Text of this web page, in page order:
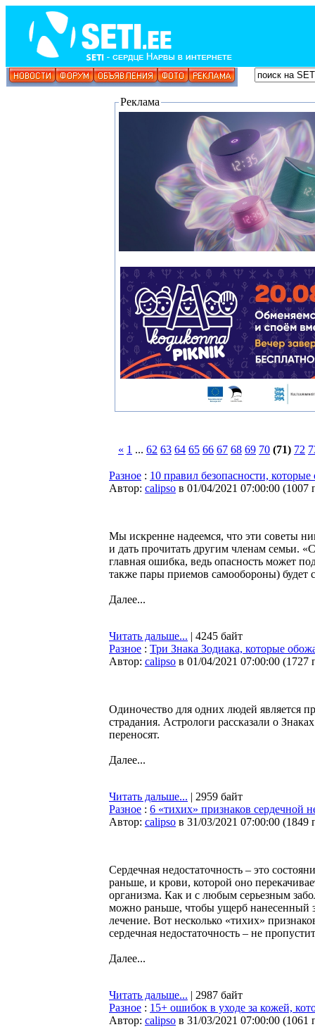
Реклама
« 1 ... 62 63 64 65 66 67 68 69 70 (71) 72
Разное : 10 правил безопасности,
Автор: calipso в 01/04/2021 07:00:00 (1007
Мы искренне надеемся, что эти советы
и дать прочитать другим членам семьи.
главная ошибка, ведь опасность может
также пары приемов самообороны) будет
Далее...
Читать дальше... | 4245 байт
Разное : Три Знака Зодиака, которые
Автор: calipso в 01/04/2021 07:00:00 (1727
Одиночество для одних людей является
страдания. Астрологи рассказали о
переносят.
Далее...
Читать дальше... | 2959 байт
Разное : 6 «тихих» признаков сердечной
Автор: calipso в 31/03/2021 07:00:00 (1849
Сердечная недостаточность – это
раньше, и крови, которой оно
организма. Как и с любым серьезным
можно раньше, чтобы ущерб нанесенный
лечение. Вот несколько «тихих»
сердечная недостаточность – не
Далее...
Читать дальше... | 2987 байт
Разное : 15+ ошибок в уходе за кожей,
Автор: calipso в 31/03/2021 07:00:00 (1061